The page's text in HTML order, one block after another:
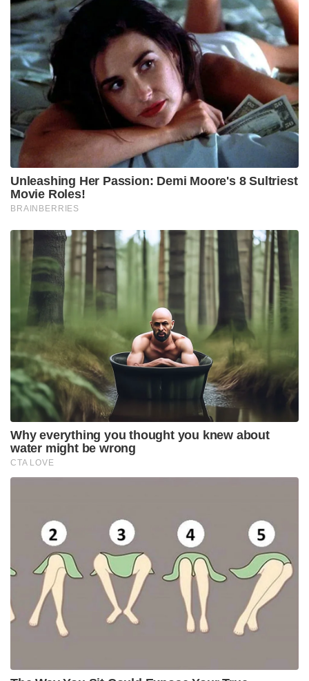
Unleashing Her Passion: Demi Moore's 8 Sultriest
Movie Roles!
BRAINBERRIES
Why everything you thought you knew about
water might be wrong
CTA LOVE